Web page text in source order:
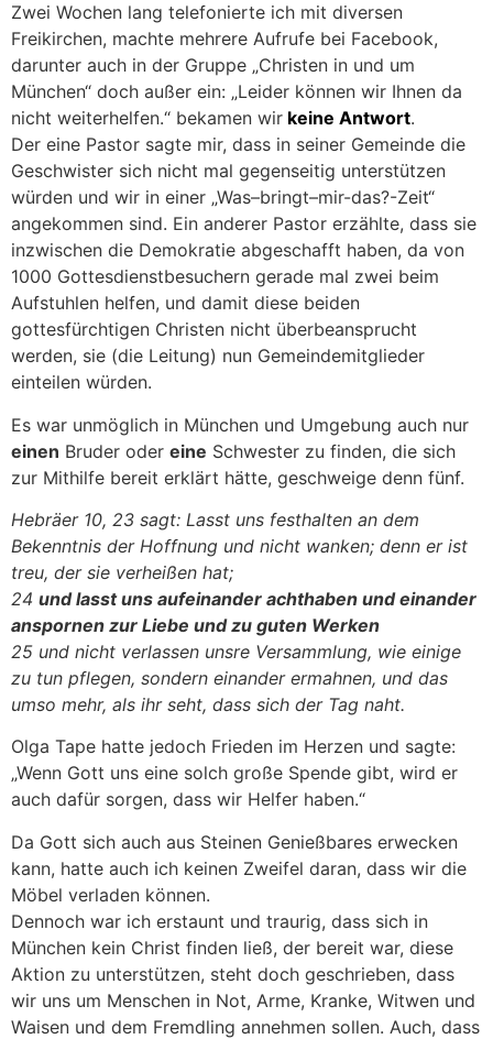
Zwei Wochen lang telefonierte ich mit diversen
Freikirchen, machte mehrere Aufrufe bei Facebook,
darunter auch in der Gruppe „Christen in und um
München“ doch außer ein: „Leider können wir Ihnen da
nicht weiterhelfen.“ bekamen wir keine Antwort.
Der eine Pastor sagte mir, dass in seiner Gemeinde die
Geschwister sich nicht mal gegenseitig unterstützen
würden und wir in einer „Was–bringt–mir-das?-Zeit“
angekommen sind. Ein anderer Pastor erzählte, dass sie
inzwischen die Demokratie abgeschafft haben, da von
1000 Gottesdienstbesuchern gerade mal zwei beim
Aufstuhlen helfen, und damit diese beiden
gottesfürchtigen Christen nicht überbeansprucht
werden, sie (die Leitung) nun Gemeindemitglieder
einteilen würden.
Es war unmöglich in München und Umgebung auch nur
einen Bruder oder eine Schwester zu finden, die sich
zur Mithilfe bereit erklärt hätte, geschweige denn fünf.
Hebräer 10, 23 sagt: Lasst uns festhalten an dem
Bekenntnis der Hoffnung und nicht wanken; denn er ist
treu, der sie verheißen hat;
24 und lasst uns aufeinander achthaben und einander
anspornen zur Liebe und zu guten Werken
25 und nicht verlassen unsre Versammlung, wie einige
zu tun pflegen, sondern einander ermahnen, und das
umso mehr, als ihr seht, dass sich der Tag naht.
Olga Tape hatte jedoch Frieden im Herzen und sagte:
„Wenn Gott uns eine solch große Spende gibt, wird er
auch dafür sorgen, dass wir Helfer haben.“
Da Gott sich auch aus Steinen Genießbares erwecken
kann, hatte auch ich keinen Zweifel daran, dass wir die
Möbel verladen können.
Dennoch war ich erstaunt und traurig, dass sich in
München kein Christ finden ließ, der bereit war, diese
Aktion zu unterstützen, steht doch geschrieben, dass
wir uns um Menschen in Not, Arme, Kranke, Witwen und
Waisen und dem Fremdling annehmen sollen. Auch, dass